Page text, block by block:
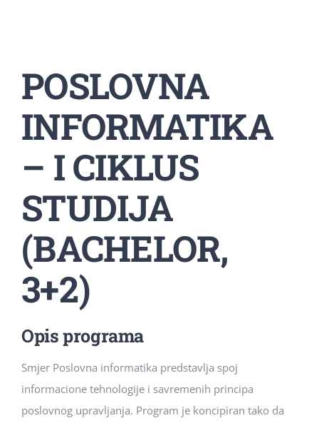
Međunarodna saradnja
POSLOVNA
INFORMATIKA
– I CIKLUS
STUDIJA
(BACHELOR,
3+2)
Opis programa
Smjer Poslovna informatika predstavlja spoj
informacione tehnologije i savremenih principa
poslovnog upravljanja. Program je koncipiran tako da